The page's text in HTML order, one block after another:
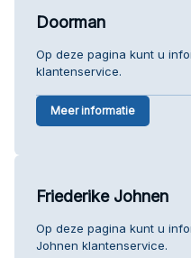
Doorman
Op deze pagina kunt u
klantenservice.
Meer informatie
Friederike Johnen
Op deze pagina kunt u
Johnen klantenservice.